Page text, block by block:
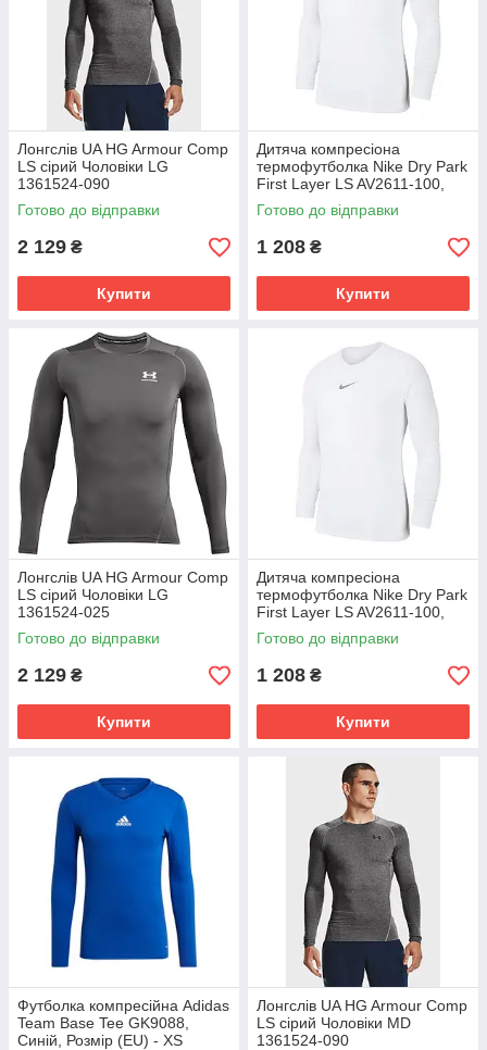
Лонгслів UA HG Armour Comp
LS сірий Чоловіки LG
1361524-090
Готово до відправки
2 129 ₴
Купити
Дитяча компресіона
термофутболка Nike Dry Park
First Layer LS AV2611-100,
Білий, Розмір (EU) - 140cm
Готово до відправки
1 208 ₴
Купити
Лонгслів UA HG Armour Comp
LS сірий Чоловіки LG
1361524-025
Готово до відправки
2 129 ₴
Купити
Дитяча компресіона
термофутболка Nike Dry Park
First Layer LS AV2611-100,
Білий, Розмір (EU) - 128cm
Готово до відправки
1 208 ₴
Купити
Футболка компресійна Adidas
Team Base Tee GK9088,
Синій, Розмір (EU) - XS
Лонгслів UA HG Armour Comp
LS сірий Чоловіки MD
1361524-090